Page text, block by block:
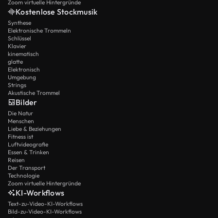
Zoom virtuelle Hintergründe
Kostenlose Stockmusik
Synthese
Elektronische Trommeln
Schlüssel
Klavier
kinematisch
glatte
Elektronisch
Umgebung
Strings
Akustische Trommel
Bilder
Die Natur
Menschen
Liebe & Beziehungen
Fitness ist
Luftvideografie
Essen & Trinken
Reisen
Der Transport
Technologie
Zoom virtuelle Hintergründe
KI-Workflows
Text-zu-Video-KI-Workflows
Bild-zu-Video-KI-Workflows